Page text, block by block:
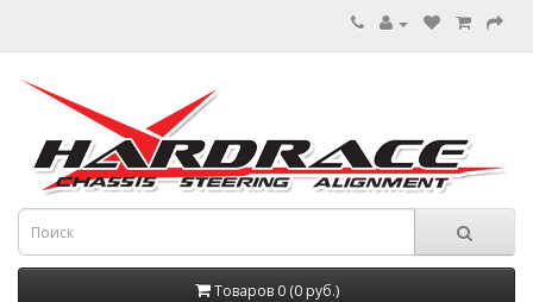
Товаров 0 (0 руб.)